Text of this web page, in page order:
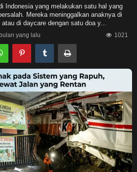
Indonesia yang melakukan satu hal yang
Mereka meninggalkan anaknya di
di daycare dengan satu doa y...
yang lalu 1021